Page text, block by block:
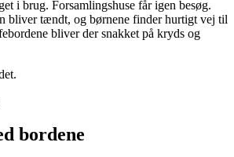
i brug. Forsamlingshuse får igen besøg.
bliver tændt, og børnene finder hurtigt vej til
bliver der snakket på kryds og
bordene